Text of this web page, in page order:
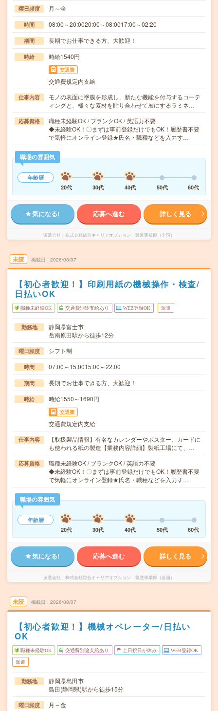
曜日頻度 月～金
時間 08:00～20:0020:00～08:0017:00～02:20
期間 長期でお仕事できる方、大歓迎！
時給 時給1540円
交通費
交通費規定内支給
仕事内容
モノの表面に塗膜を形成し、新たな機能を付与するコーテ
ィングと、様々な素材を貼り合わせて層にするラミネ…
応募資格
職種未経験OK / ブランクOK / 英語力不要
◆未経験OK！〇まずは事前登録だけでもOK！履歴書不要
で気軽にオンライン登録★氏名・職種などを入力す…
職場の雰囲気
年齢層
20代
30代 40代 50代 60代
気になる! 応募へ進む 詳しく見る
派遣会社 株式会社綜合キャリアオプション 製造事業部（全国）
未読 掲載日 2026/08/07
【初心者歓迎！】印刷用紙の機械操作・検査/
日払いOK
職種未経験OK 交通費別途支給あり WEB登録OK 派遣
勤務地
静岡県富士市
岳南原田駅から徒歩12分
曜日頻度 シフト制
時間 07:00～15:0015:00～22:00
期間 長期でお仕事できる方、大歓迎！
時給 時給1550～1690円
交通費
交通費規定内支給
仕事内容
【取扱製品情報】有名なカレンダーやポスター、カードに
も使われる紙の製造【業務内容詳細】製紙工場にて、…
応募資格
職種未経験OK / ブランクOK / 英語力不要
◆未経験OK！〇まずは事前登録だけでもOK！履歴書不要
で気軽にオンライン登録★氏名・職種などを入力す…
職場の雰囲気
年齢層
20代
30代 40代 50代 60代
気になる! 応募へ進む 詳しく見る
派遣会社 株式会社綜合キャリアオプション 製造事業部（全国）
未読 掲載日 2026/08/07
【初心者歓迎！】機械オペレーター/日払い
OK
職種未経験OK 交通費別途支給あり 土日祝日が休み WEB登録OK
派遣
勤務地
静岡県島田市
島田(静岡県)駅から徒歩15分
曜日頻度 月～金